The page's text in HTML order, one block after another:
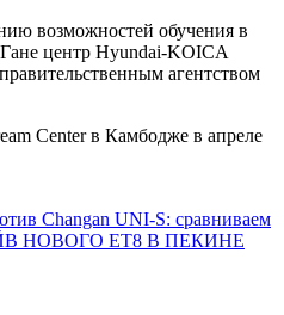
возможностей обучения в
центр Hyundai-KOICA
агентством
Center в Камбодже в апреле
Changan UNI-S: сравниваем
НОВОГО ET8 В ПЕКИНЕ